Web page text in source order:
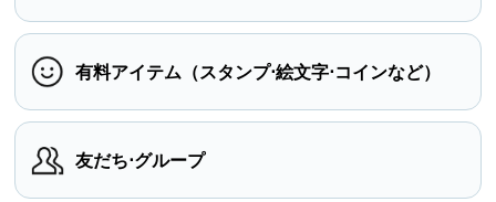
有料アイテム（スタンプ⋅絵文字⋅コインなど）
友だち⋅グループ